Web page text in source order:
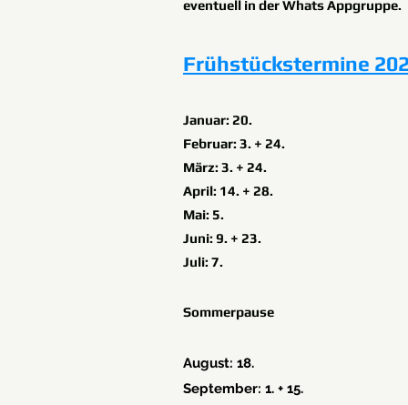
eventuell in der Whats Appgruppe.
Frühstückstermine
Januar: 20.
Februar: 3. + 24.
März: 3. + 24.
April: 14. + 28.
Mai: 5.
Juni: 9. + 23.
Juli: 7.
Sommerpause
August: 18.
September: 1. + 15.